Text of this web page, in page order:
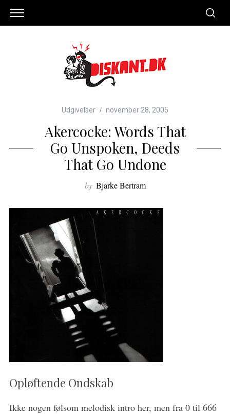
Udgivelser november 28, 2005
Akercocke: Words That
Go Unspoken, Deeds
That Go Undone
by Bjarke Bertram
Opløftende Ondskab
Ikke nogen følsom melodisk intro her, men fra 0 til 666